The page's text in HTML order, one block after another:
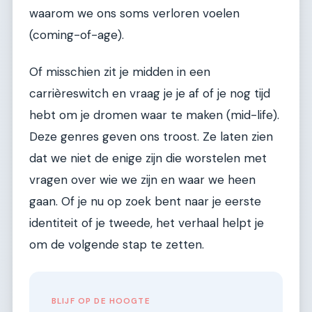
waarom we ons soms verloren voelen
(coming-of-age).
Of misschien zit je midden in een
carrièreswitch en vraag je je af of je nog tijd
hebt om je dromen waar te maken (mid-life).
Deze genres geven ons troost. Ze laten zien
dat we niet de enige zijn die worstelen met
vragen over wie we zijn en waar we heen
gaan. Of je nu op zoek bent naar je eerste
identiteit of je tweede, het verhaal helpt je
om de volgende stap te zetten.
BLIJF OP DE HOOGTE